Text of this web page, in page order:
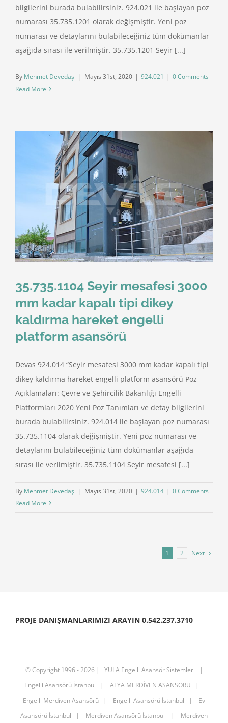
bilgilerini burada bulabilirsiniz. 924.021 ile başlayan poz
numarası 35.735.1201 olarak değişmiştir. Yeni poz
numarası ve detaylarını bulabileceğiniz tüm dokümanlar
aşağıda sırası ile verilmiştir. 35.735.1201 Seyir [...]
By Mehmet Devedaşı | Mayıs 31st, 2020 | 924.021 | 0 Comments
Read More
35.735.1104 Seyir mesafesi 3000
mm kadar kapalı tipi dikey
kaldırma hareket engelli
platform asansörü
Devas 924.014 “Seyir mesafesi 3000 mm kadar kapalı tipi
dikey kaldırma hareket engelli platform asansörü Poz
Açıklamaları: Çevre ve Şehircilik Bakanlığı Engelli
Platformları 2020 Yeni Poz Tanımları ve detay bilgilerini
burada bulabilirsiniz. 924.014 ile başlayan poz numarası
35.735.1104 olarak değişmiştir. Yeni poz numarası ve
detaylarını bulabileceğiniz tüm dokümanlar aşağıda
sırası ile verilmiştir. 35.735.1104 Seyir mesafesi [...]
By Mehmet Devedaşı | Mayıs 31st, 2020 | 924.014 | 0 Comments
Read More
1 2 Next
PROJE DANIŞMANLARIMIZI ARAYIN 0.542.237.3710
© Copyright 1996 -2026 | YULA Engelli Asansör Sistemleri |
Engelli Asansörü İstanbul | ALYA MERDİVEN ASANSÖRÜ |
Engelli Merdiven Asansörü | Engelli Asansörü İstanbul | Ev
Asansörü İstanbul | Merdiven Asansörü İstanbul | Merdiven